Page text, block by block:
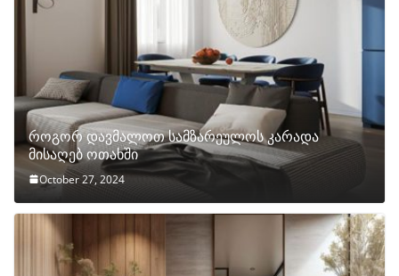
როგორ დავმალოთ სამზარეულოს კარადა
მისაღებ ოთახში
October 27, 2024